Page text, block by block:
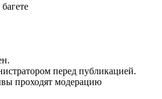
перед публикацией.
проходят модерацию